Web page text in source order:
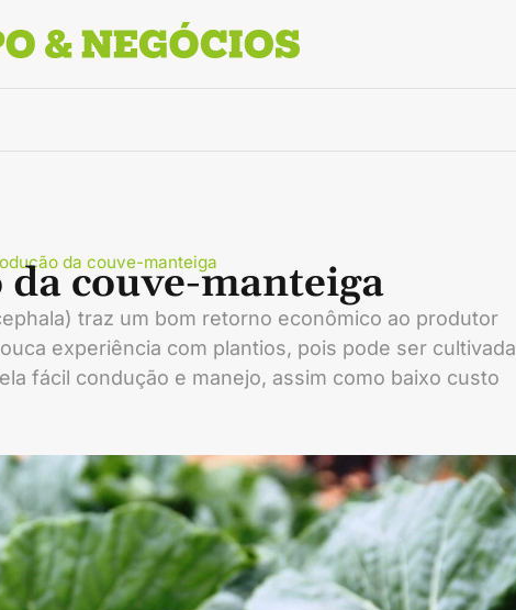
da couve-manteiga
couve-manteiga
traz um bom retorno econômico ao produtor
experiência com plantios, pois pode ser cultivada
fácil condução e manejo, assim como baixo custo